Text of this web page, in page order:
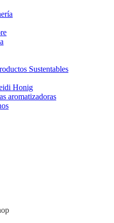
Sustentables
Honig
aromatizadoras